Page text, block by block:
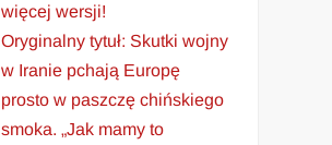
więcej wersji!
Oryginalny tytuł: Skutki wojny
w Iranie pchają Europę
prosto w paszczę chińskiego
smoka. „Jak mamy to